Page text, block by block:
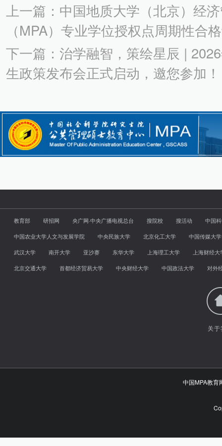
上一篇：中国地质大学（北京）经
（MPA）专业学位授权点周期性合
下一篇：治学融智，策绘星辰 |
生政策发布会正式启动，邀您参加！
教育部 研招网 央广网·中央广播电视总台 搜院校 搜活动
中国
中国农业大学人文与发展学院
中央民族大学 北京化工大学
中国传媒大学
武汉大学
南开大学 亚沙赛 东华大学 上海理工大学
上海财经大
北京交通大学
首都经济贸易大学 中央财经大学 中国政法大学 对外
关
中国MPA教